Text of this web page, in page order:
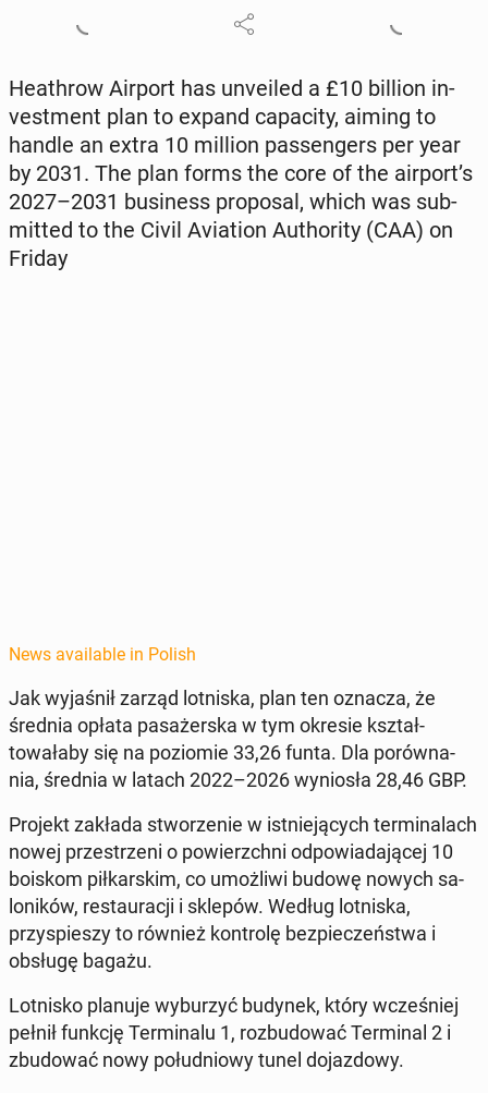
Heathrow Airport has un­veiled a £10 billion in­
vest­ment plan to expand ca­pac­i­ty, aiming to
handle an extra 10 million pas­sen­gers per year
by 2031. The plan forms the core of the airport’s
2027–2031 busi­ness pro­pos­al, which was sub­
mit­ted to the Civil Avi­a­tion Au­thor­i­ty (CAA) on
Friday
News available in Polish
Jak wy­jaśnił zarząd lot­niska, plan ten oznacza, że
średnia opłata pasażer­s­ka w tym okresie ksz­tał­
towała­by się na poziomie 33,26 funta. Dla porów­na­
nia, średnia w latach 2022–2026 wyniosła 28,46 GBP.
Projekt zakłada stworze­nie w ist­nieją­cych ter­mi­nalach
nowej przestrzeni o powierzch­ni odpowiada­jącej 10
boiskom piłkarskim, co umożli­wi budowę nowych sa­
loników, restau­racji i sklepów. Według lot­niska,
przyspieszy to również kon­trolę bez­pieczeńst­wa i
obsługę bagażu.
Lot­nisko planuje wyburzyć budynek, który wcześniej
pełnił funkcję Ter­mi­nalu 1, rozbu­dować Ter­mi­nal 2 i
zbu­dować nowy połud­niowy tunel do­jaz­dowy.